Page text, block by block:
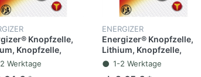
Knopfzelle,
Knopfzelle,
CR2016, 3 V, 90
(2 Stück)
Werktage
ENERGIZER
Energizer® Knopfzelle,
Lithium, Knopfzelle,
CR2032, 3 V, 240 mAh (2
1-2 Werktage